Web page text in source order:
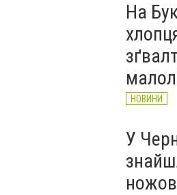
На
НОВИНИ
У